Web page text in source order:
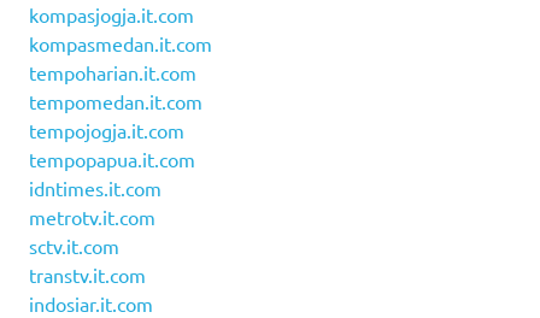
kompasjogja.it.com
kompasmedan.it.com
tempoharian.it.com
tempomedan.it.com
tempojogja.it.com
tempopapua.it.com
idntimes.it.com
metrotv.it.com
sctv.it.com
transtv.it.com
indosiar.it.com